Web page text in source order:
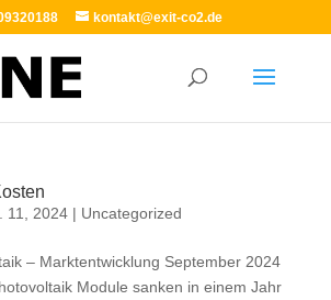
kontakt@exit-co2.de
11, 2024| Uncategorized
– Marktentwicklung September 2024
Module sanken in einem Jahr